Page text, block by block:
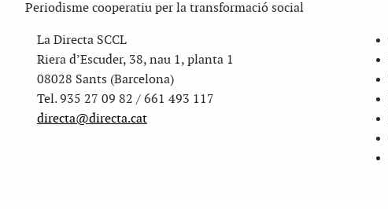
Periodisme cooperatiu per la transformació social
La Directa SCCL
Riera d’Escuder, 38, nau 1, planta 1
08028 Sants (Barcelona)
Tel. 935 27 09 82 / 661 493 117
directa@directa.cat